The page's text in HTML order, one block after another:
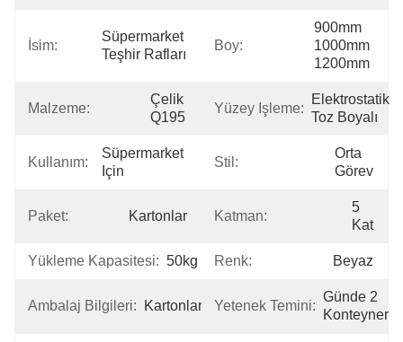
İsim:
Süpermarket
Teşhir Rafları
Boy:
900mm
1000mm
1200mm
Malzeme:
Çelik
Q195
Yüzey Işleme:
Elektrostatik
Toz Boyalı
Kullanım:
Süpermarket
Için
Stil:
Orta
Görev
Paket: Kartonlar Katman:
5
Kat
Yükleme Kapasitesi: 50kg Renk: Beyaz
Ambalaj Bilgileri: Kartonlar Yetenek Temini:
Günde 2
Konteyner